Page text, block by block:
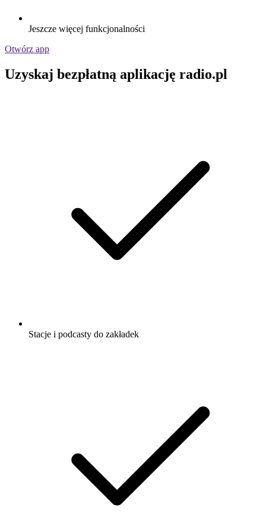
Jeszcze więcej funkcjonalności
Otwórz app
Uzyskaj bezpłatną aplikację radio.pl
Stacje i podcasty do zakładek